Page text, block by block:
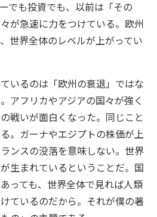
でも投資でも、以前は「その
が急速に力をつけている。欧州
世界全体のレベルが上がってい
いるのは「欧州の衰退」ではな
アフリカやアジアの国々が強く
戦いが面白くなった。同じこと
。ガーナやエジプトの株価が上
ンスの没落を意味しない。世界
生まれているということだ。国
っても、世界全体で見れば人類
ているのだから。それが僕の著